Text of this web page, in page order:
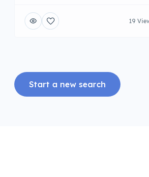
19
Start a new search